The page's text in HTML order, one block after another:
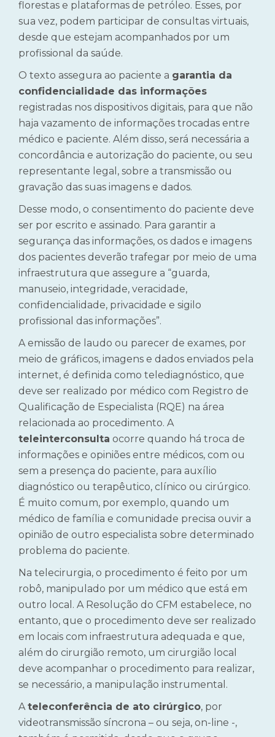
florestas e plataformas de petróleo. Esses, por
sua vez, podem participar de consultas virtuais,
desde que estejam acompanhados por um
profissional da saúde.
O texto assegura ao paciente a garantia da
confidencialidade das informações
registradas nos dispositivos digitais, para que não
haja vazamento de informações trocadas entre
médico e paciente. Além disso, será necessária a
concordância e autorização do paciente, ou seu
representante legal, sobre a transmissão ou
gravação das suas imagens e dados.
Desse modo, o consentimento do paciente deve
ser por escrito e assinado. Para garantir a
segurança das informações, os dados e imagens
dos pacientes deverão trafegar por meio de uma
infraestrutura que assegure a “guarda,
manuseio, integridade, veracidade,
confidencialidade, privacidade e sigilo
profissional das informações”.
A emissão de laudo ou parecer de exames, por
meio de gráficos, imagens e dados enviados pela
internet, é definida como telediagnóstico, que
deve ser realizado por médico com Registro de
Qualificação de Especialista (RQE) na área
relacionada ao procedimento. A
teleinterconsulta ocorre quando há troca de
informações e opiniões entre médicos, com ou
sem a presença do paciente, para auxílio
diagnóstico ou terapêutico, clínico ou cirúrgico.
É muito comum, por exemplo, quando um
médico de família e comunidade precisa ouvir a
opinião de outro especialista sobre determinado
problema do paciente.
Na telecirurgia, o procedimento é feito por um
robô, manipulado por um médico que está em
outro local. A Resolução do CFM estabelece, no
entanto, que o procedimento deve ser realizado
em locais com infraestrutura adequada e que,
além do cirurgião remoto, um cirurgião local
deve acompanhar o procedimento para realizar,
se necessário, a manipulação instrumental.
A teleconferência de ato cirúrgico, por
videotransmissão síncrona – ou seja, on-line -,